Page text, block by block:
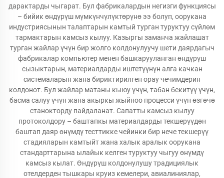
дарактарды чыгарат. Бул фабрикалардын негизги функциясы
– бийик өндүрүш мүмкүнчүлүктөрүнө ээ болуп, оорукана
индустриясынын талаптарын камтый турган туруктуу сүйлөм
тармактарын камсыз кылуу. Казыргы заманча жайлашат
турган жайлар үчүн бир жолго колдонулуучу шети даярдагыч
фабрикалар компьютер менен башкарууланган өндүрүш
сызыктарын, материалдарды иштетүүнүн алга качкан
системаларын жана бириктирилген орау чечимдерин
колдонот. Бул жайлар матаны кыюу үчүн, табан бекитүү үчүн,
басма салуу үчүн жана акыркы жыйноо процесси үчүн өзгөчө
станокторду пайдаланат. Сапатты камсыз кылуу
протоколдору – баштапкы материалдарды текшерүүдөн
баштап даяр өнүмдү тесттикке чейинки бир нече текшерүү
стадияларын камтыйт жана халык аралык оорукана
стандарттарына ылайык келген туруктуу чыгуу өнүмдү
камсыз кылат. Өндүрүш колдонулушу традициялык
отелдерден тышкары круиз кемелери, авиалиниялар,